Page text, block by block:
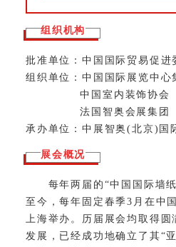
组织机构
批准单位：中国国际贸易促进
组织单位：中国国际展览中心
中国室内装饰协会
法国智奥会展集团
承办单位：中展智奥(北京)国
展会概况
每年两届的“中国国际墙纸
至今，每年固定春季3月在中
上海举办。历届展会均取得圆
发展，已经成功地确立了其“